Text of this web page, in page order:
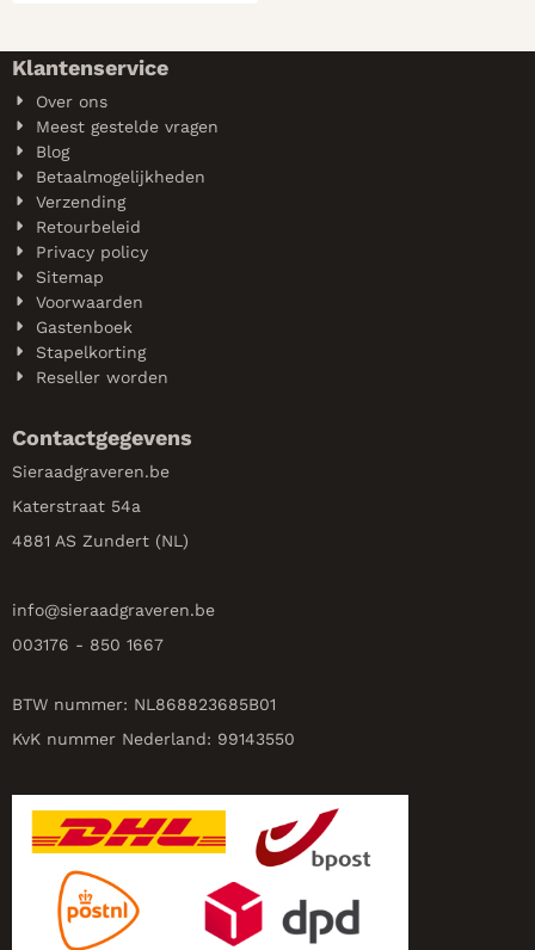
Klantenservice
Over ons
Meest gestelde vragen
Blog
Betaalmogelijkheden
Verzending
Retourbeleid
Privacy policy
Sitemap
Voorwaarden
Gastenboek
Stapelkorting
Reseller worden
Contactgegevens
Sieraadgraveren.be
Katerstraat 54a
4881 AS Zundert (NL)
info@sieraadgraveren.be
003176 - 850 1667
BTW nummer: NL868823685B01
KvK nummer Nederland: 99143550